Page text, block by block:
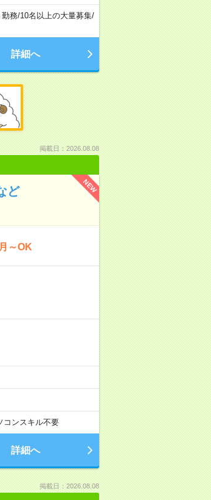
務/10名以上の大量募集/
詳細へ
掲載日：2026.08.08
NEW
ど
～OK
コンスキル不要
詳細へ
掲載日：2026.08.08